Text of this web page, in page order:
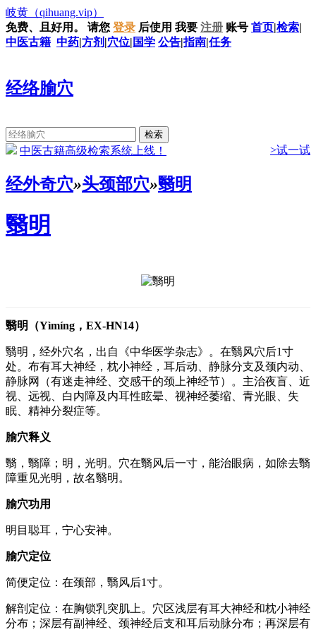
岐黄 （qihuang.vip）
免费、且好用。
请您 登录 后使用 我要 注册 账号 首页|检索|
中医古籍 中药|方剂 |穴位| 国学 公告|指南|任务
经络腧穴
中医古籍高级检索系统上线！ >试一试
经外奇穴»头颈部穴»翳明
翳明
翳明（Yìmíng，EX-HN14）
翳明，经外穴名，出自《中华医学杂志》。在翳风穴后1寸
处。布有耳大神经，枕小神经，耳后动、静脉分支及颈内动、
静脉网（有迷走神经、交感干的颈上神经节）。主治夜盲、近
视、远视、白内障及内耳性眩晕、视神经萎缩、青光眼、失
眠、精神分裂症等。
腧穴释义
翳，翳障；明，光明。穴在翳风后一寸，能治眼病，如除去翳
障重见光明，故名翳明。
腧穴功用
明目聪耳，宁心安神。
腧穴定位
简便定位：在颈部，翳风后1寸。
解剖定位：在胸锁乳突肌上。穴区浅层有耳大神经和枕小神经
分布；深层有副神经、颈神经后支和耳后动脉分布；再深层有